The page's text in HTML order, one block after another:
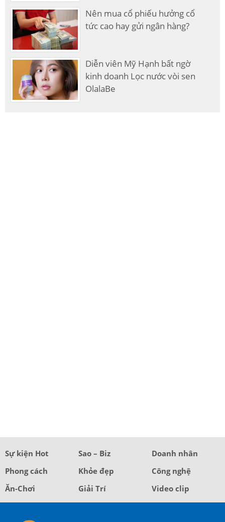
Nên mua cổ phiếu hưởng cổ
tức cao hay gửi ngân hàng?
Diễn viên Mỹ Hạnh bất ngờ
kinh doanh Lọc nước vòi sen
OlalaBe
Sự kiện Hot Sao – Biz
Doanh nhân
Phong cách
Khỏe đẹp
Công nghệ
Ăn-Chơi
Giải Trí Video clip